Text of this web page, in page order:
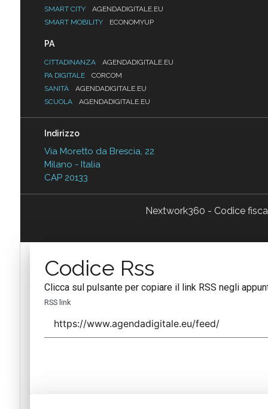
SMART CITY
AGENDADIGITALE.EU
SMART MOBILITY
ECONOMYUP
PA
CITTADINANZA
AGENDADIGITALE.EU
PA DIGITALE
CORCOM
SANITÀ
AGENDADIGITALE.EU
SCUOLA
AGENDADIGITALE.EU
Indirizzo
Via Moretto da Brescia, 22
Milano - Italia
CAP 20133
Nextwork360 - Codice
Codice Rss
Clicca sul pulsante per copiare il link RSS negli
RSS link